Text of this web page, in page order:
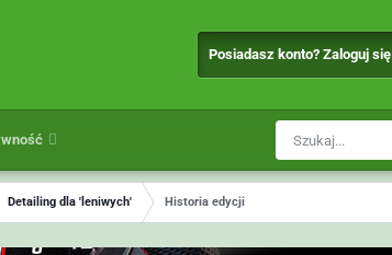
Posiadasz konto? Zaloguj się
Detailing dla 'leniwych' Historia edycji